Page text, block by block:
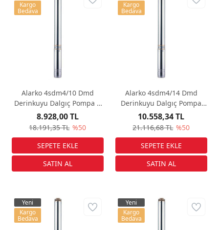
Alarko 4sdm4/10 Dmd
Derinkuyu Dalgıç Pompa 1
Hp 220 V
18.191,35 TL %50
8.928,00 TL
Kargo
Bedava
Alarko 4sdm4/14 Dmd
Derinkuyu Dalgıç Pompa
1.5 Hp 220 V
21.116,68 TL %50
10.558,34 TL
Kargo
Bedava
Yeni
Kargo
Bedava
Yeni
Kargo
Bedava